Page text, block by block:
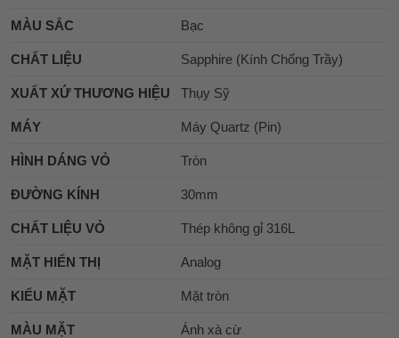
MÀU SẮC Bạc
CHẤT LIỆU Sapphire (Kính Chống Trầy)
XUẤT XỨ THƯƠNG HIỆU Thụy Sỹ
MÁY Máy Quartz (Pin)
HÌNH DÁNG VỎ Tròn
ĐƯỜNG KÍNH 30mm
CHẤT LIỆU VỎ Thép không gỉ 316L
MẶT HIỂN THỊ Analog
KIỂU MẶT Mặt tròn
MÀU MẶT Ánh xà cừ